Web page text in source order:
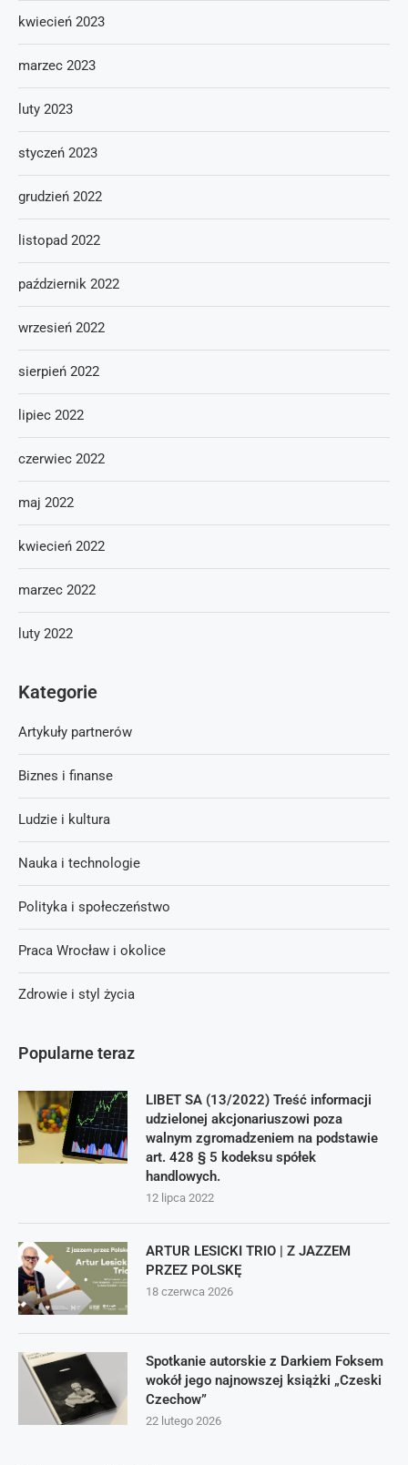
Popularne teraz
LIBET SA (13/2022) Treść informacji
udzielonej akcjonariuszowi poza
walnym zgromadzeniem na podstawie
art. 428 § 5 kodeksu spółek
handlowych.
12 lipca 2022
ARTUR LESICKI TRIO | Z JAZZEM
PRZEZ POLSKĘ
18 czerwca 2026
Spotkanie autorskie z Darkiem Foksem
wokół jego najnowszej książki „Czeski
Czechow”
22 lutego 2026
kwiecień 2023
marzec 2023
luty 2023
styczeń 2023
grudzień 2022
listopad 2022
październik 2022
wrzesień 2022
sierpień 2022
lipiec 2022
czerwiec 2022
maj 2022
kwiecień 2022
marzec 2022
luty 2022
Kategorie
Artykuły partnerów
Biznes i finanse
Ludzie i kultura
Nauka i technologie
Polityka i społeczeństwo
Praca Wrocław i okolice
Zdrowie i styl życia